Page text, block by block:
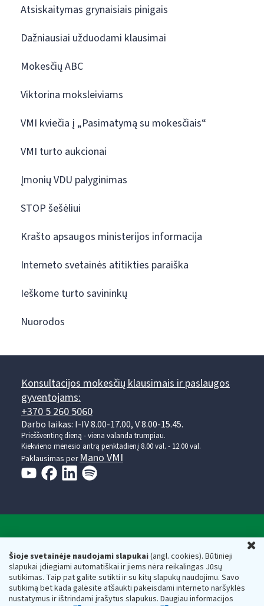
Šioje svetainėje naudojami slapukai(angl. cookies). Būtinieji
slapukai įdiegiami automatiškai ir jiems nėra reikalingas Jūsų
sutikimas. Taip pat galite sutikti ir su kitų slapukų naudojimu. Savo
sutikimą bet kada galėsite atšaukti pakeisdami interneto naršyklės
nustatymus ir ištrindami įrašytus slapukus. Daugiau informacijos
Atsiskaitymas grynaisiais pinigais
Dažniausiai užduodami klausimai
Mokesčių ABC
Viktorina moksleiviams
VMI kviečia į „Pasimatymą su mokesčiais“
VMI turto aukcionai
Įmonių VDU palyginimas
STOP šešėliui
Krašto apsaugos ministerijos informacija
Interneto svetainės atitikties paraiška
Ieškome turto savininkų
Nuorodos
Konsultacijos mokesčių klausimais ir paslaugos
gyventojams:
+370 5 260 5060
Darbo laikas: I-IV 8.00-17.00, V 8.00-15.45.
Prieššventinę dieną - viena valanda trumpiau.
Kiekvieno mėnesio antrą penktadienį 8.00 val. - 12.00 val.
Paklausimas per Mano VMI
Respublikos finansų ministerijos
Biudžetinė įstaiga. Juridinio asmens kodas — 188659752,
adresas: Vasario 16-osios g. 14, 01107 Vilnius, Lietuva, el.paštas:
vmi@vmi.lt, E. pristatymo dėžutės adresas 188659752